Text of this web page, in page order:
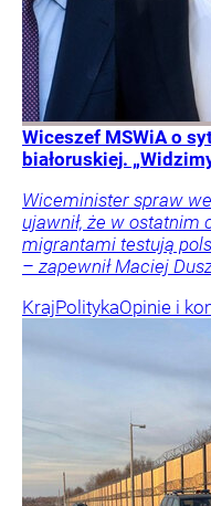
Wiceszef MSWiA o
białoruskiej.
Wiceminister spraw
ujawnił, że w ostatnim
migrantami testują
– zapewnił Maciej
KrajPolitykaOpinie i